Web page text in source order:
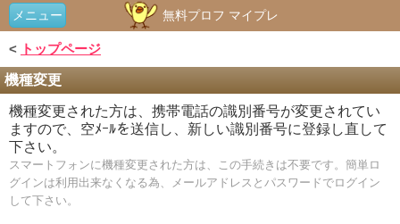
メニュー 無料プロフ マイプレ
< トップページ
機種変更
機種変更された方は、携帯電話の識別番号が変更されてい
ますので、空ﾒｰﾙを送信し、新しい識別番号に登録し直して
下さい。
スマートフォンに機種変更された方は、この手続きは不要です。簡単ロ
グインは利用出来なくなる為、メールアドレスとパスワードでログイン
して下さい。